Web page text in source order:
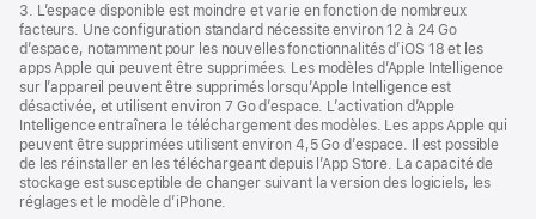
3. L’espace disponible est moindre et varie en fonction de nombreux
facteurs. Une configuration standard nécessite environ 12 à 24 Go
d’espace, notamment pour les nouvelles fonctionnalités d’iOS 18 et les
apps Apple qui peuvent être supprimées. Les modèles d’Apple Intelligence
sur l’appareil peuvent être supprimés lorsqu’Apple Intelligence est
désactivée, et utilisent environ 7 Go d’espace. L’activation d’Apple
Intelligence entraînera le téléchargement des modèles. Les apps Apple qui
peuvent être supprimées utilisent environ 4,5 Go d’espace. Il est possible
de les réinstaller en les téléchargeant depuis l’App Store. La capacité de
stockage est susceptible de changer suivant la version des logiciels, les
réglages et le modèle d’iPhone.